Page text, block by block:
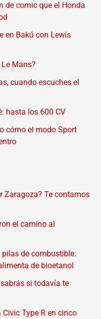
de comic que el Honda
en Bakú con Lewis
Mans?
cuando escuches el
hasta los 600 CV
cómo el modo Sport
Zaragoza? Te contamos
el camino al
de combustible:
de bioetanol
si todavía te
Type R en cinco